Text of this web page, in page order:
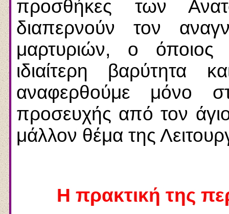
προσθήκες των
διαπερνούν τον
μαρτυριών, ο όποιος
ιδιαίτερη
αναφερθούμε μόνο
προσευχής από τον
μάλλον θέμα της
Η πρακτική της